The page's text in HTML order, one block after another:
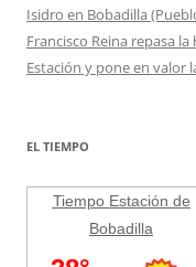
Isidro en Bobadilla
Francisco Reina repasa
Estación y pone en valor
EL TIEMPO
Tiempo Estación de
Bobadilla